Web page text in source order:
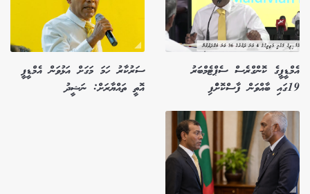
އެމްޑީޕީގެ ކޮންގްރެސް ސެޕްޓެމްބަރު
19ގައި ބާއްވަން ފާސްކޮށްްފި
ސަރުކާރު ހަމަ މަގަށް އަޅުވަން އެމްޑީޕީ
އޮތީ ތައްޔާރަށް: ނަޝީދު